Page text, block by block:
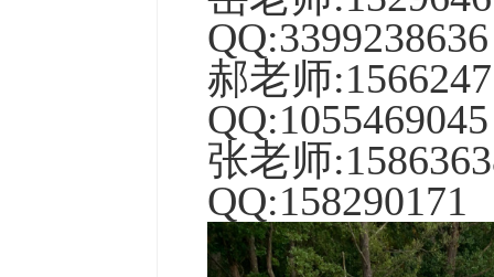
QQ:3399238636
郝老师
QQ:1055469045
张老师
QQ:158290171